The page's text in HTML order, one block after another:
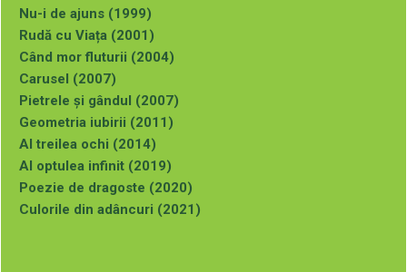
Nu-i de ajuns (1999)
Rudă cu Viața (2001)
Când mor fluturii (2004)
Carusel (2007)
Pietrele și gândul (2007)
Geometria iubirii (2011)
Al treilea ochi (2014)
Al optulea infinit (2019)
Poezie de dragoste (2020)
Culorile din adâncuri (2021)